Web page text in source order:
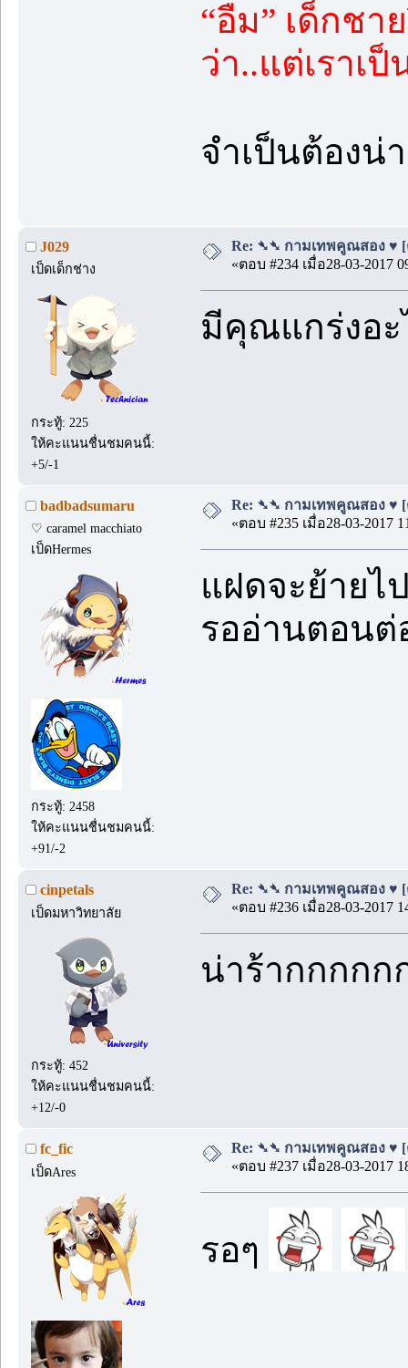
“อืม” เด็กช
ว่า..แต่เราเ
จำเป็นต้อง
J029
เป็ดเด็กช่าง
กระทู้: 225
ให้คะแนนชื่นชมคนนี้:
+5/-1
Re: ➴➴ กามเทพคูณสอง ♥ [
«ตอบ #234 เมื่อ28-03-2017
มีคุณแกร่งอ
badbadsumaru
♡ caramel macchiato
เป็ดHermes
กระทู้: 2458
ให้คะแนนชื่นชมคนนี้:
+91/-2
Re: ➴➴ กามเทพคูณสอง ♥ [
«ตอบ #235 เมื่อ28-03-2017
แฝดจะย้ายไ
รออ่านตอนต่
cinpetals
เป็ดมหาวิทยาลัย
กระทู้: 452
ให้คะแนนชื่นชมคนนี้:
+12/-0
Re: ➴➴ กามเทพคูณสอง ♥ [
«ตอบ #236 เมื่อ28-03-2017
น่าร้ากกกกก
fc_fic
เป็ดAres
Re: ➴➴ กามเทพคูณสอง ♥ [
«ตอบ #237 เมื่อ28-03-2017
รอๆ